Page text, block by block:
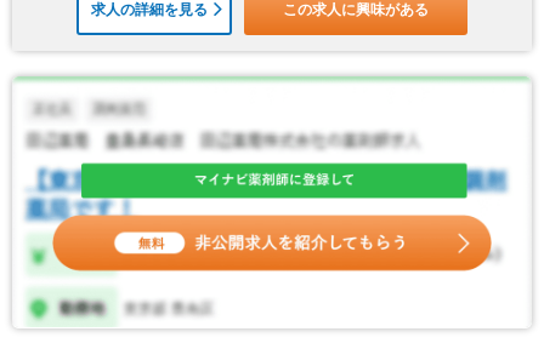
求人の詳細を見る この求人に興味がある